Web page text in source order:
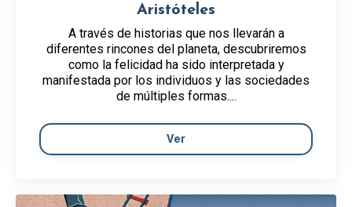
Aristóteles
A través de historias que nos llevarán a
diferentes rincones del planeta, descubriremos
como la felicidad ha sido interpretada y
manifestada por los individuos y las sociedades
de múltiples formas....
Ver